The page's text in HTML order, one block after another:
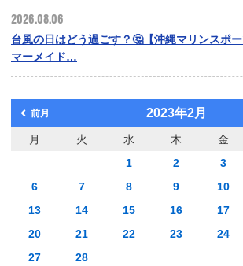
2026.08.06
台風の日はどう過ごす？🤔【沖縄マリンスポ
マーメイド…
前月 2023年2月
月 火 水 木 金
1
2 3
6
7 8 9 10
13
14 15 16 17
20
21 22 23 24
27
28